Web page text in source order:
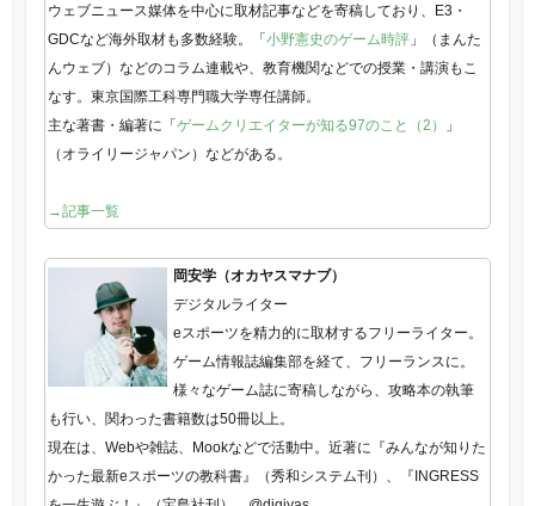
ウェブニュース媒体を中心に取材記事などを寄稿しており、E3・
GDCなど海外取材も多数経験。「小野憲史のゲーム時評」（まんた
んウェブ）などのコラム連載や、教育機関などでの授業・講演もこ
なす。東京国際工科専門職大学専任講師。
主な著書・編著に「ゲームクリエイターが知る97のこと（2）
」
（オライリージャパン）などがある。
→記事一覧
岡安学（オカヤスマナブ）
デジタルライター
eスポーツを精力的に取材するフリーライター。
ゲーム情報誌編集部を経て、フリーランスに。
様々なゲーム誌に寄稿しながら、攻略本の執筆
も行い、関わった書籍数は50冊以上。
現在は、Webや雑誌、Mookなどで活動中。近著に『みんなが知りた
かった最新eスポーツの教科書』（秀和システム刊）、『INGRESS